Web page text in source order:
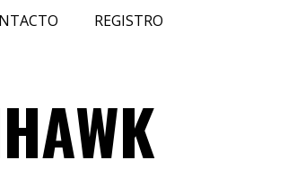
REGISTRO